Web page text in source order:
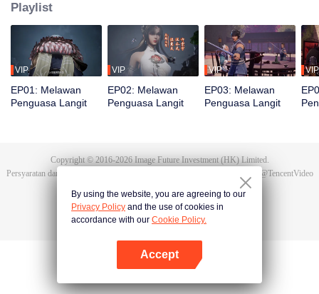
membangkitkan ingatan akan Hongmeng. Kemudian Tan Yun memiliki bakat
tingkat Dewa dan giat berlatih demi meningkatkan kekuatannya. Kemudian
Tan Yun membalas kematian keluarganya dan menyatukan seluruh benua.
Playlist
VIP
EP01: Melawan
Penguasa Langit
VIP
EP02: Melawan
Penguasa Langit
VIP
EP03: Melawan
Penguasa Langit
VIP
Copyright © 2016-2026Image Future Investment (HK) Limited.
Persyaratan dan Ketentuan
@TencentVideo
By using the website, you are agreeing to our
Privacy Policy and the use of cookies in
accordance with our Cookie Policy.
Accept